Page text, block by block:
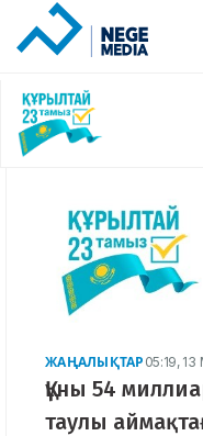
ЖАҢАЛЫҚТАР 05:19,
Құны 54
таулы